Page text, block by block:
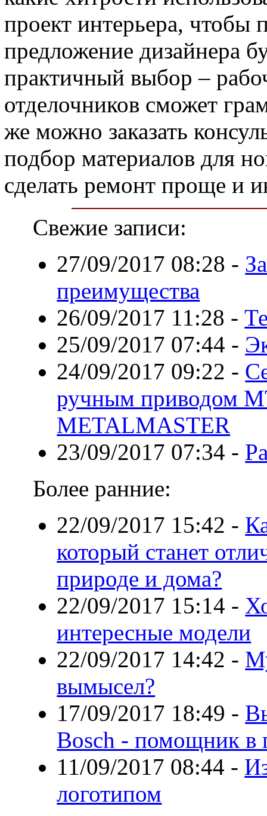
проект интерьера, чтобы
предложение дизайнера
практичный выбор –
отделочников сможет
же можно заказать
подбор материалов для
сделать ремонт проще и
Свежие записи:
27/09/2017 08:28 -
преимущества
26/09/2017 11:28 -
25/09/2017 07:44 -
24/09/2017 09:22 -
ручным приводом
METALMASTER
23/09/2017 07:34 -
Более ранние:
22/09/2017 15:42 -
который станет
природе и дома?
22/09/2017 15:14 -
интересные модели
22/09/2017 14:42 -
вымысел?
17/09/2017 18:49 -
Bosch - помощник в
11/09/2017 08:44 -
логотипом